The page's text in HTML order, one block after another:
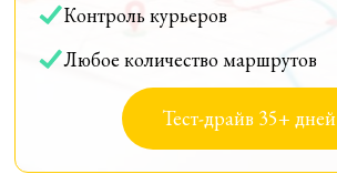
Контроль курьеров
Любое количество маршрутов
Тест-драйв 35+ дней